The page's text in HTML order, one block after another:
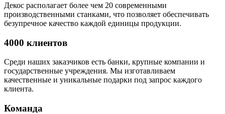
Декос располагает более чем 20 современными
производственными станками, что позволяет обеспечивать
безупречное качество каждой единицы продукции.
4000 клиентов
Среди наших заказчиков есть банки, крупные компании и
государственные учреждения. Мы изготавливаем
качественные и уникальные подарки под запрос каждого
клиента.
Команда